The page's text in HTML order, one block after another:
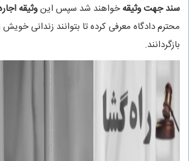
سند جهت وثیقه خواهند شد سپس اینوثیقه
محترم دادگاه معرفی کرده تا بتوانند زندانی
بازگردانند.